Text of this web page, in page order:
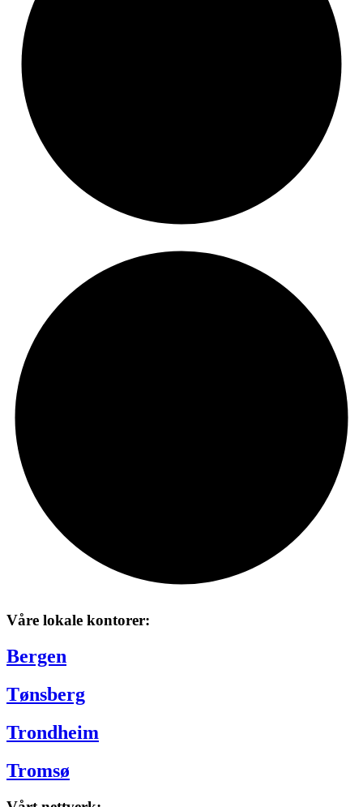
Våre lokale kontorer:
Bergen
Tønsberg
Trondheim
Tromsø